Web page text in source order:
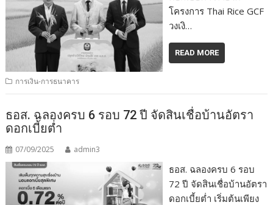
โครงการ Thai Rice GCF
วงเงิ…
READ MORE
การเงิน-การธนาคาร
ธอส. ฉลองครบ 6 รอบ 72 ปี จัดสินเชื่อบ้านอัตรา
ดอกเบี้ยต่ำ
07/09/2025 admin3
ธอส. ฉลองครบ 6 รอบ
72 ปี จัดสินเชื่อบ้านอัตรา
ดอกเบี้ยต่ำ เริ่มต้นเพียง